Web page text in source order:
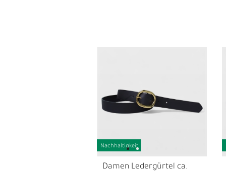
G E
Nachhaltigkeit
Damen Ledergürtel ca.